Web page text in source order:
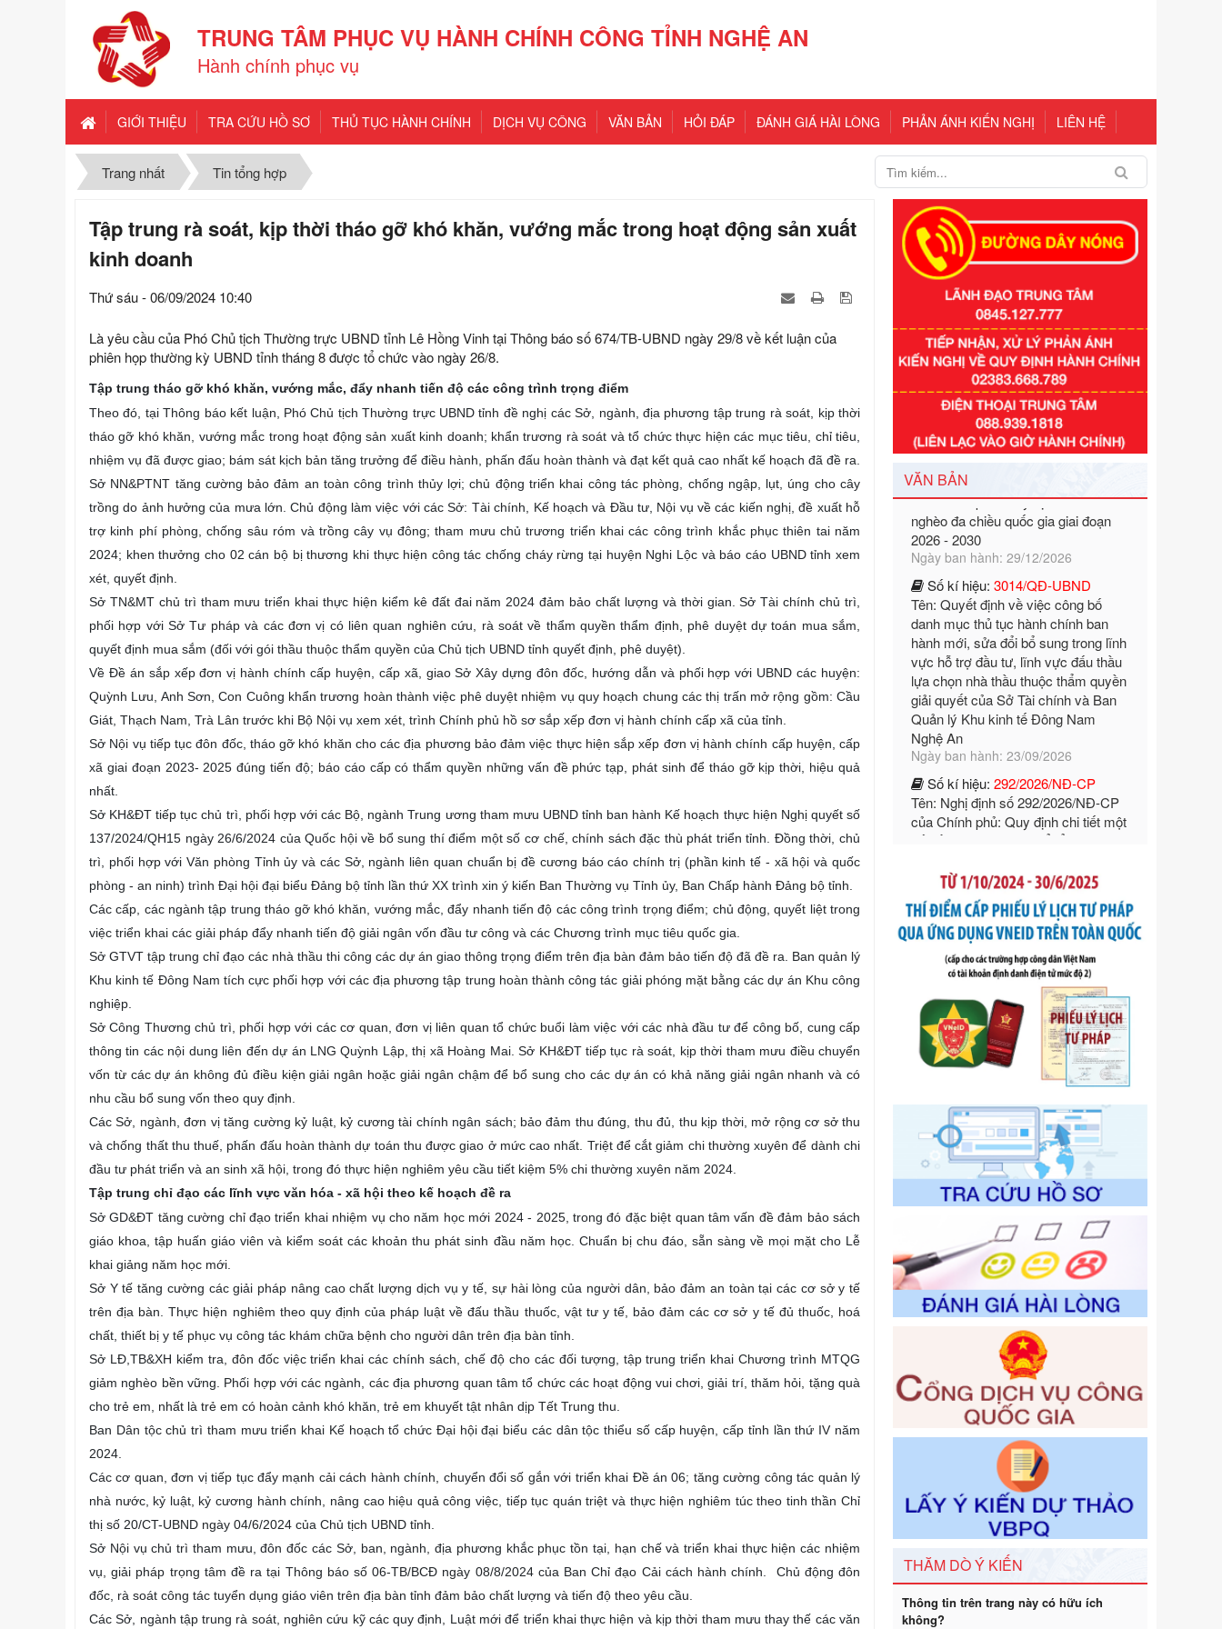
TRUNG TÂM PHỤC VỤ HÀNH CHÍNH CÔNG TỈNH NGHỆ AN
Hành chính phục vụ
GIỚI THIỆU TRA CỨU HỒ SƠ THỦ TỤC HÀNH CHÍNH DỊCH VỤ CÔNG VĂN BẢN HỎI ĐÁP ĐÁNH GIÁ HÀI LÒNG PHẢN ÁNH KIẾN NGHỊ LIÊN HỆ
Trang nhất Tin tổng hợp
Tập trung rà soát, kịp thời tháo gỡ khó khăn, vướng mắc trong hoạt động sản xuất
kinh doanh
Thứ sáu - 06/09/2024 10:40
Là yêu cầu của Phó Chủ tịch Thường trực UBND tỉnh Lê Hồng Vinh tại Thông báo số 674/TB-UBND ngày 29/8 về kết luận của
phiên họp thường kỳ UBND tỉnh tháng 8 được tổ chức vào ngày 26/8.
Tập trung tháo gỡ khó khăn, vướng mắc, đẩy nhanh tiến độ các công trình trọng điểm
Theo đó, tại Thông báo kết luận, Phó Chủ tịch Thường trực UBND tỉnh đề nghị các Sở, ngành, địa phương tập trung rà soát, kịp thời
tháo gỡ khó khăn, vướng mắc trong hoạt động sản xuất kinh doanh; khẩn trương rà soát và tổ chức thực hiện các mục tiêu, chỉ tiêu,
nhiệm vụ đã được giao; bám sát kịch bản tăng trưởng để điều hành, phấn đấu hoàn thành và đạt kết quả cao nhất kế hoạch đã đề ra.
Sở NN&PTNT tăng cường bảo đảm an toàn công trình thủy lợi; chủ động triển khai công tác phòng, chống ngập, lụt, úng cho cây
trồng do ảnh hưởng của mưa lớn. Chủ động làm việc với các Sở: Tài chính, Kế hoạch và Đầu tư, Nội vụ về các kiến nghị, đề xuất hỗ
trợ kinh phí phòng, chống sâu róm và trồng cây vụ đông; tham mưu chủ trương triển khai các công trình khắc phục thiên tai năm
2024; khen thưởng cho 02 cán bộ bị thương khi thực hiện công tác chống cháy rừng tại huyện Nghi Lộc và báo cáo UBND tỉnh xem
xét, quyết định.
Sở TN&MT chủ trì tham mưu triển khai thực hiện kiểm kê đất đai năm 2024 đảm bảo chất lượng và thời gian. Sở Tài chính chủ trì,
phối hợp với Sở Tư pháp và các đơn vị có liên quan nghiên cứu, rà soát về thẩm quyền thẩm định, phê duyệt dự toán mua sắm,
quyết định mua sắm (đối với gói thầu thuộc thẩm quyền của Chủ tịch UBND tỉnh quyết định, phê duyệt).
Về Đề án sắp xếp đơn vị hành chính cấp huyện, cấp xã, giao Sở Xây dựng đôn đốc, hướng dẫn và phối hợp với UBND các huyện:
Quỳnh Lưu, Anh Sơn, Con Cuông khẩn trương hoàn thành việc phê duyệt nhiệm vụ quy hoạch chung các thị trấn mở rộng gồm: Cầu
Giát, Thạch Nam, Trà Lân trước khi Bộ Nội vụ xem xét, trình Chính phủ hồ sơ sắp xếp đơn vị hành chính cấp xã của tỉnh.
Sở Nội vụ tiếp tục đôn đốc, tháo gỡ khó khăn cho các địa phương bảo đảm việc thực hiện sắp xếp đơn vị hành chính cấp huyện, cấp
xã giai đoạn 2023- 2025 đúng tiến độ; báo cáo cấp có thẩm quyền những vấn đề phức tạp, phát sinh để tháo gỡ kịp thời, hiệu quả
nhất.
Sở KH&ĐT tiếp tục chủ trì, phối hợp với các Bộ, ngành Trung ương tham mưu UBND tỉnh ban hành Kế hoạch thực hiện Nghị quyết số
137/2024/QH15 ngày 26/6/2024 của Quốc hội về bổ sung thí điểm một số cơ chế, chính sách đặc thù phát triển tỉnh. Đồng thời, chủ
trì, phối hợp với Văn phòng Tỉnh ủy và các Sở, ngành liên quan chuẩn bị đề cương báo cáo chính trị (phần kinh tế - xã hội và quốc
phòng - an ninh) trình Đại hội đại biểu Đảng bộ tỉnh lần thứ XX trình xin ý kiến Ban Thường vụ Tỉnh ủy, Ban Chấp hành Đảng bộ tỉnh.
Các cấp, các ngành tập trung tháo gỡ khó khăn, vướng mắc, đẩy nhanh tiến độ các công trình trọng điểm; chủ động, quyết liệt trong
việc triển khai các giải pháp đẩy nhanh tiến độ giải ngân vốn đầu tư công và các Chương trình mục tiêu quốc gia.
Sở GTVT tập trung chỉ đạo các nhà thầu thi công các dự án giao thông trọng điểm trên địa bàn đảm bảo tiến độ đã đề ra. Ban quản lý
Khu kinh tế Đông Nam tích cực phối hợp với các địa phương tập trung hoàn thành công tác giải phóng mặt bằng các dự án Khu công
nghiệp.
Sở Công Thương chủ trì, phối hợp với các cơ quan, đơn vị liên quan tổ chức buổi làm việc với các nhà đầu tư để công bố, cung cấp
thông tin các nội dung liên đến dự án LNG Quỳnh Lập, thị xã Hoàng Mai. Sở KH&ĐT tiếp tục rà soát, kịp thời tham mưu điều chuyển
vốn từ các dự án không đủ điều kiện giải ngân hoặc giải ngân chậm để bổ sung cho các dự án có khả năng giải ngân nhanh và có
nhu cầu bổ sung vốn theo quy định.
Các Sở, ngành, đơn vị tăng cường kỷ luật, kỷ cương tài chính ngân sách; bảo đảm thu đúng, thu đủ, thu kịp thời, mở rộng cơ sở thu
và chống thất thu thuế, phấn đấu hoàn thành dự toán thu được giao ở mức cao nhất. Triệt để cắt giảm chi thường xuyên để dành chi
đầu tư phát triển và an sinh xã hội, trong đó thực hiện nghiêm yêu cầu tiết kiệm 5% chi thường xuyên năm 2024.
Tập trung chỉ đạo các lĩnh vực văn hóa - xã hội theo kế hoạch đề ra
Sở GD&ĐT tăng cường chỉ đạo triển khai nhiệm vụ cho năm học mới 2024 - 2025, trong đó đặc biệt quan tâm vấn đề đảm bảo sách
giáo khoa, tập huấn giáo viên và kiểm soát các khoản thu phát sinh đầu năm học. Chuẩn bị chu đáo, sẵn sàng về mọi mặt cho Lễ
khai giảng năm học mới.
Sở Y tế tăng cường các giải pháp nâng cao chất lượng dịch vụ y tế, sự hài lòng của người dân, bảo đảm an toàn tại các cơ sở y tế
trên địa bàn. Thực hiện nghiêm theo quy định của pháp luật về đấu thầu thuốc, vật tư y tế, bảo đảm các cơ sở y tế đủ thuốc, hoá
chất, thiết bị y tế phục vụ công tác khám chữa bệnh cho người dân trên địa bàn tỉnh.
Sở LĐ,TB&XH kiểm tra, đôn đốc việc triển khai các chính sách, chế độ cho các đối tượng, tập trung triển khai Chương trình MTQG
giảm nghèo bền vững. Phối hợp với các ngành, các địa phương quan tâm tổ chức các hoạt động vui chơi, giải trí, thăm hỏi, tặng quà
cho trẻ em, nhất là trẻ em có hoàn cảnh khó khăn, trẻ em khuyết tật nhân dịp Tết Trung thu.
Ban Dân tộc chủ trì tham mưu triển khai Kế hoạch tổ chức Đại hội đại biểu các dân tộc thiểu số cấp huyện, cấp tỉnh lần thứ IV năm
2024.
Các cơ quan, đơn vị tiếp tục đẩy mạnh cải cách hành chính, chuyển đổi số gắn với triển khai Đề án 06; tăng cường công tác quản lý
nhà nước, kỷ luật, kỷ cương hành chính, nâng cao hiệu quả công việc, tiếp tục quán triệt và thực hiện nghiêm túc theo tinh thần Chỉ
thị số 20/CT-UBND ngày 04/6/2024 của Chủ tịch UBND tỉnh.
Sở Nội vụ chủ trì tham mưu, đôn đốc các Sở, ban, ngành, địa phương khắc phục tồn tại, hạn chế và triển khai thực hiện các nhiệm
vụ, giải pháp trọng tâm đề ra tại Thông báo số 06-TB/BCĐ ngày 08/8/2024 của Ban Chỉ đạo Cải cách hành chính. Chủ động đôn
đốc, rà soát công tác tuyển dụng giáo viên trên địa bàn tỉnh đảm bảo chất lượng và tiến độ theo yêu cầu.
Các Sở, ngành tập trung rà soát, nghiên cứu kỹ các quy định, Luật mới để triển khai thực hiện và kịp thời tham mưu thay thế các văn
VĂN BẢN
Số kí hiệu:351/2025/NĐ-CP
Tên: Nghị định số 351/2025/NĐ-CP
của Chính phủ: Quy định chuẩn
nghèo đa chiều quốc gia giai đoạn
2026 - 2030
Ngày ban hành: 29/12/2026
Số kí hiệu:3014/QĐ-UBND
Tên: Quyết định về việc công bố
danh mục thủ tục hành chính ban
hành mới, sửa đổi bổ sung trong lĩnh
vực hỗ trợ đầu tư, lĩnh vực đấu thầu
lựa chọn nhà thầu thuộc thẩm quyền
giải quyết của Sở Tài chính và Ban
Quản lý Khu kinh tế Đông Nam
Nghệ An
Ngày ban hành: 23/09/2026
Số kí hiệu:292/2026/NĐ-CP
Tên: Nghị định số 292/2026/NĐ-CP
của Chính phủ: Quy định chi tiết một
số điều và biện pháp để tổ chức,
hướng dẫn thi hành Luật Quản lý
ngoại thương
Ngày ban hành: 21/07/2026
Tên: Nghị định số 292/2026/NĐ-CP
của Chính phủ: Quy định chi tiết một
số điều và biện pháp để tổ chức,
hướng dẫn thi hành Luật Quản lý
ngoại thương
Ngày ban hành: 21/07/2026
Số kí hiệu:105/2026/TT-BTC
Tên: Thông tư số 105/2026/TT-BTC
của Bộ Tài chính: Bãi bỏ Thông tư số
87/2019/TT- BТC ngày 19 tháng 12
năm 2019 của Bộ trưởng Bộ Tài
vi phạm hành chính trong lĩnh vực
kho bạc nhà nước
Ngày ban hành: 21/07/2026
Số kí hiệu:291/2026/NĐ-CP
Tên: Nghị định số 291/2026/NĐ-CP
của Chính phủ: Sửa đổi, bổ sung
một số điều của Nghị định số
125/2020/NĐ-СР ngày 19 tháng 10
năm 2020 của Chính phủ quy định
xử phạt vi phạm hành chính về thuế,
hóa đơn được sửa đổi, bổ sung bởi
Nghị định số 102/2021/NĐ-CP
Ngày ban hành: 20/07/2026
Số kí hiệu:
2303/QĐ-UBND
Tên: Quyết định công bố Danh mục
thủ tục hành chính mới ban hành,
được sửa đổi, bổ sung, bị bãi bỏ và
phê duyệt Quy trình nội bộ, quy trình
điện tử giải quyết thủ tục hành chính
trong một số lĩnh vực thuộc phạm vi
chức năng quản lý của Sở Văn hóa,
Số kí hiệu:2304/QĐ-UBND
Tên: Quyết định công bố Danh mục
thủ tục hành chính được sửa đổi, bổ
THĂM DÒ Ý KIẾN
Thông tin trên trang này có hữu ích
không?